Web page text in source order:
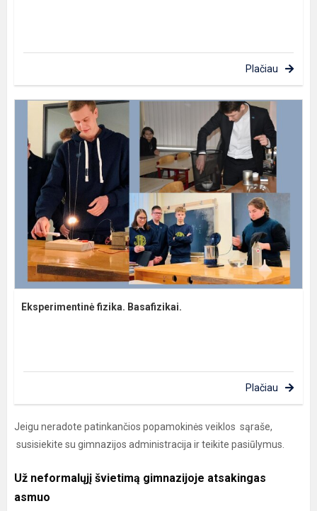
Plačiau
Eksperimentinė fizika. Basafizikai.
Plačiau
Jeigu neradote patinkančios popamokinės veiklos sąraše,
susisiekite su gimnazijos administracija ir teikite pasiūlymus.
Už neformalųjį švietimą gimnazijoje atsakingas
asmuo